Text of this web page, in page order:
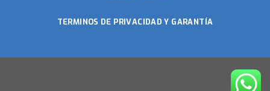
TERMINOS DE PRIVACIDAD Y GARANTÍA